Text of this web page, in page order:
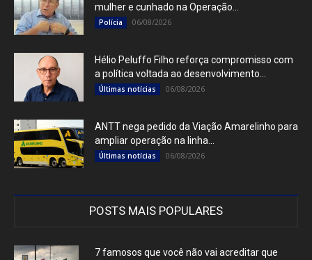
mulher e cunhado na Operação...
Polícia 06/08/2026
Hélio Peluffo Filho reforça compromisso com
a política voltada ao desenvolvimento...
Últimas notícias 06/08/2026
ANTT nega pedido da Viação Amarelinho para
ampliar operação na linha...
Últimas notícias 06/08/2026
POSTS MAIS POPULARES
7 famosos que você não vai acreditar que